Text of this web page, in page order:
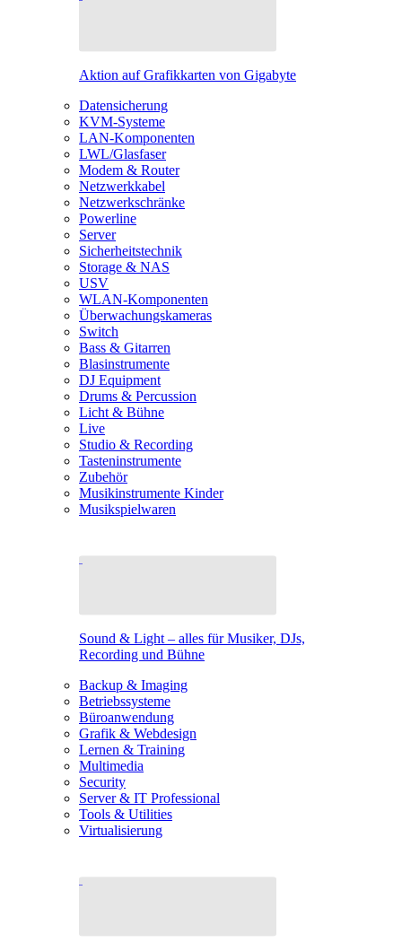
Aktion auf Grafikkarten von Gigabyte
Datensicherung
KVM-Systeme
LAN-Komponenten
LWL/Glasfaser
Modem & Router
Netzwerkkabel
Netzwerkschränke
Powerline
Server
Sicherheitstechnik
Storage & NAS
USV
WLAN-Komponenten
Überwachungskameras
Switch
Bass & Gitarren
Blasinstrumente
DJ Equipment
Drums & Percussion
Licht & Bühne
Live
Studio & Recording
Tasteninstrumente
Zubehör
Musikinstrumente Kinder
Musikspielwaren
Sound & Light – alles für Musiker, DJs,
Recording und Bühne
Backup & Imaging
Betriebssysteme
Büroanwendung
Grafik & Webdesign
Lernen & Training
Multimedia
Security
Server & IT Professional
Tools & Utilities
Virtualisierung